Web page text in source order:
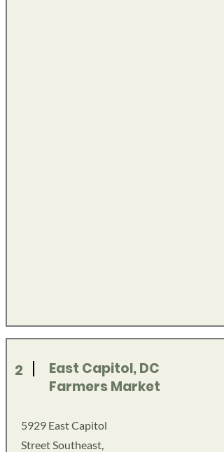
2
East Capitol, DC
Farmers Market
5929 East Capitol
Street Southeast,